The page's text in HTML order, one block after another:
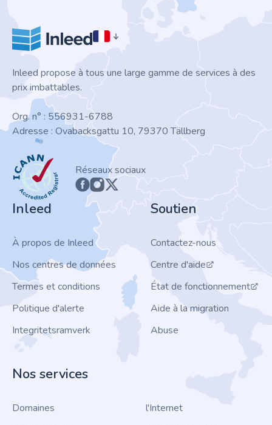
Inleed propose à tous une large gamme de services à des
prix imbattables.
Org. n° : 556931-6788
Adresse : Ovabacksgattu 10, 79370 Tällberg
ICANN
Réseaux sociaux
Inleed
À propos de Inleed
Nos centres de données
Termes et conditions
Politique d'alerte
Integritetsramverk
Soutien
Contactez-nous
Centre d'aide
État de fonctionnement
Aide à la migration
Abuse
Nos services
Domaines
l'Internet